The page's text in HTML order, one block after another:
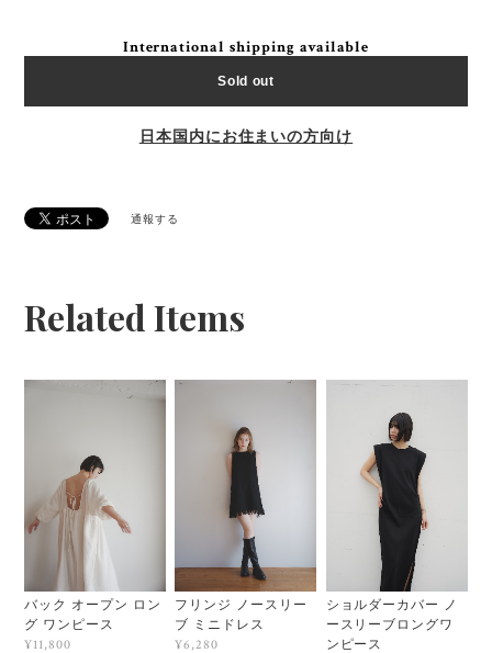
International shipping available
Sold out
日本国内にお住まいの方向け
通報する
Related Items
バック オープン ロン
グ ワンピース
¥11,800
フリンジ ノースリー
ブ ミニドレス
¥6,280
ショルダーカバー ノ
ースリーブロングワ
ンピース